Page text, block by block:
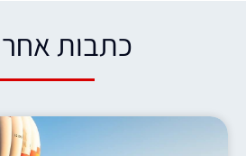
כתבות